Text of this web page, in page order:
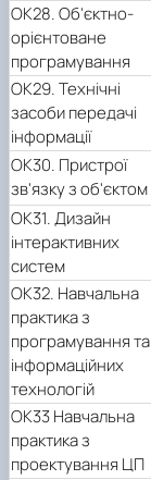
ОК28. Об'єктно-
орієнтоване
програмування
ОК29. Технічні
засоби передачі
інформації
ОК30. Пристрої
зв'язку з об'єктом
ОК31. Дизайн
інтерактивних
систем
ОК32. Навчальна
практика з
програмування та
інформаційних
технологій
ОК33 Навчальна
практика з
проектування ЦП